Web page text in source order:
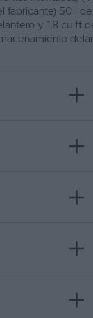
fabricante) 50 l
y 1,8 cu ft